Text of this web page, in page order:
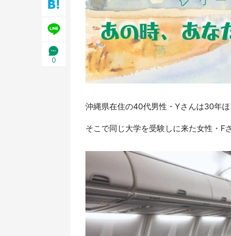
0
沖縄県在住の40代男性・Yさんは30年
そこで同じ大学を受験しに来た女性・F